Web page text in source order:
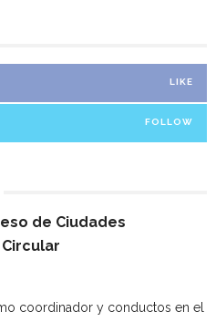
LIKE
FOLLOW
de Ciudades
coordinador y conductos en el